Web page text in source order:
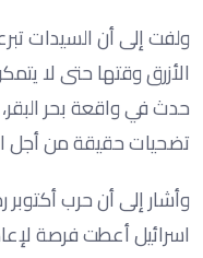
ولفت إلى أن السيدات
الأزرق وقتها حتى لا
حدث في واقعة بحر البقر،
تضحيات حقيقة من أجل
وأشار إلى أن حرب أكتوبر
اسرائيل أعطت فرصة